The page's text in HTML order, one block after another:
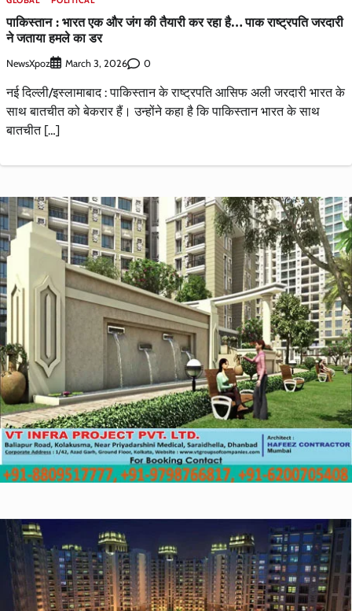
पाकिस्तान : भारत एक और जंग की तैयारी कर रहा है… पाक राष्ट्रपति जरदारी
ने जताया हमले का डर
NewsXpoz March 3, 2026 0
नई दिल्ली/इस्लामाबाद : पाकिस्तान के राष्ट्रपति आसिफ अली जरदारी भारत के
साथ बातचीत को बेकरार हैं। उन्होंने कहा है कि पाकिस्तान भारत के साथ
बातचीत […]